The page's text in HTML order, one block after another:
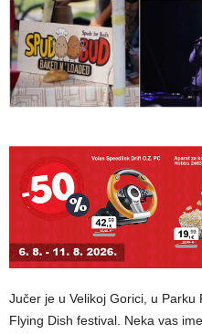
Jučer je u Velikoj Gorici, u
Flying Dish festival. Neka vas